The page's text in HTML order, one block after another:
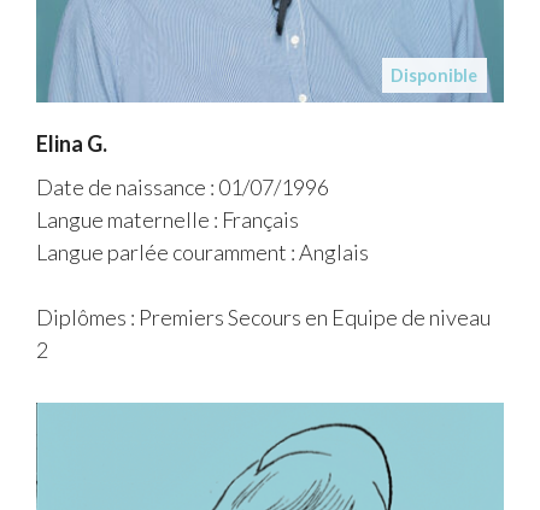
Disponible
Elina G.
Date de naissance : 01/07/1996
Langue maternelle : Français
Langue parlée couramment : Anglais
Diplômes : Premiers Secours en Equipe de niveau
2